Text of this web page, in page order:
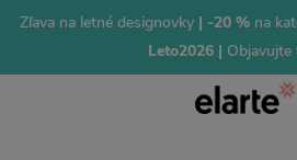
Zľava na letné designovky| -20 % na
Leto2026 | Objavujte